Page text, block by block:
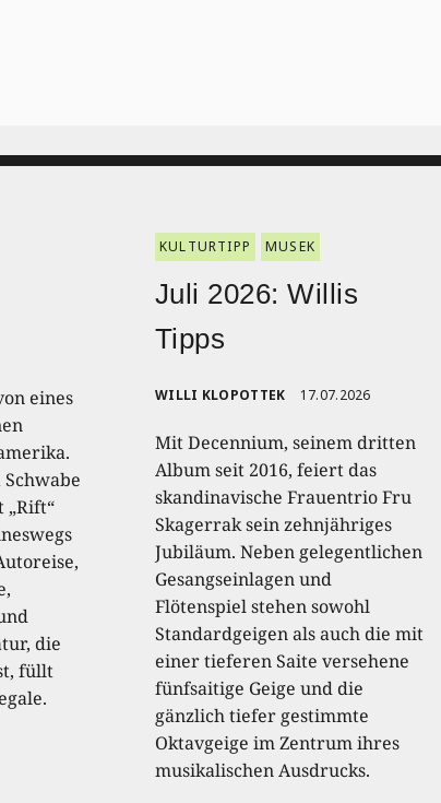
eines
„Rift“
die
füllt
KULTURTIPP MUSEK
Juli 2026: Willis
Tipps
WILLI KLOPOTTEK 17.07.2026
Mit Decennium, seinem dritten
Album seit 2016, feiert das
skandinavische Frauentrio Fru
Skagerrak sein zehnjähriges
Jubiläum. Neben gelegentlichen
Gesangseinlagen und
Flötenspiel stehen sowohl
Standardgeigen als auch die mit
einer tieferen Saite versehene
fünfsaitige Geige und die
gänzlich tiefer gestimmte
Oktavgeige im Zentrum ihres
musikalischen Ausdrucks.